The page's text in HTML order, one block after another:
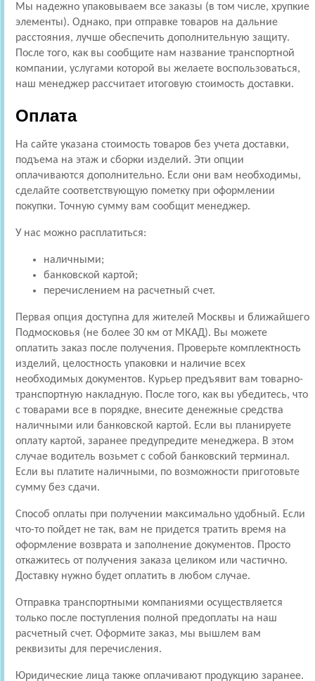
Мы надежно упаковываем все заказы (в том числе, хрупкие
элементы). Однако, при отправке товаров на дальние
расстояния, лучше обеспечить дополнительную защиту.
После того, как вы сообщите нам название транспортной
компании, услугами которой вы желаете воспользоваться,
наш менеджер рассчитает итоговую стоимость доставки.
Оплата
На сайте указана стоимость товаров без учета доставки,
подъема на этаж и сборки изделий. Эти опции
оплачиваются дополнительно. Если они вам необходимы,
сделайте соответствующую пометку при оформлении
покупки. Точную сумму вам сообщит менеджер.
У нас можно расплатиться:
наличными;
банковской картой;
перечислением на расчетный счет.
Первая опция доступна для жителей Москвы и ближайшего
Подмосковья (не более 30 км от МКАД). Вы можете
оплатить заказ после получения. Проверьте комплектность
изделий, целостность упаковки и наличие всех
необходимых документов. Курьер предъявит вам товарно-
транспортную накладную. После того, как вы убедитесь, что
с товарами все в порядке, внесите денежные средства
наличными или банковской картой. Если вы планируете
оплату картой, заранее предупредите менеджера. В этом
случае водитель возьмет с собой банковский терминал.
Если вы платите наличными, по возможности приготовьте
сумму без сдачи.
Способ оплаты при получении максимально удобный. Если
что-то пойдет не так, вам не придется тратить время на
оформление возврата и заполнение документов. Просто
откажитесь от получения заказа целиком или частично.
Доставку нужно будет оплатить в любом случае.
Отправка транспортными компаниями осуществляется
только после поступления полной предоплаты на наш
расчетный счет. Оформите заказ, мы вышлем вам
реквизиты для перечисления.
Юридические лица также оплачивают продукцию заранее.